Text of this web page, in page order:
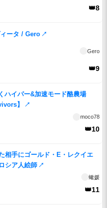
👑8
ータ / Gero ↗
Gero
👑9
ハイパー&加速モード酪農場
】
↗
moco78
👑10
相手にゴールド・E・レクイエ
シア人絵師 ↗
蠍媛
👑11